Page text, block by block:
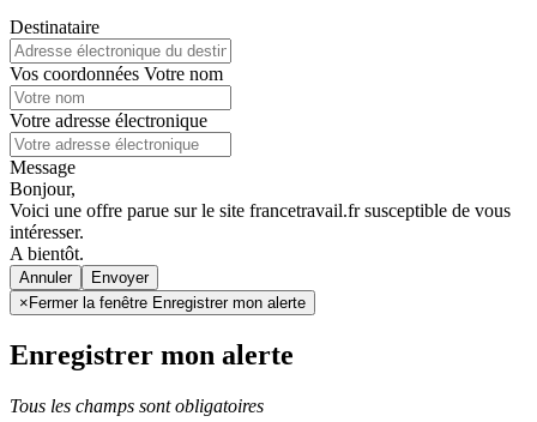
Destinataire
Vos coordonnées Votre nom
Votre adresse électronique
Message
Bonjour,
Voici une offre parue sur le site francetravail.fr susceptible de vous
intéresser.
A bientôt.
Annuler
× Fermer la fenêtre Enregistrer mon alerte
Enregistrer mon alerte
Tous les champs sont obligatoires